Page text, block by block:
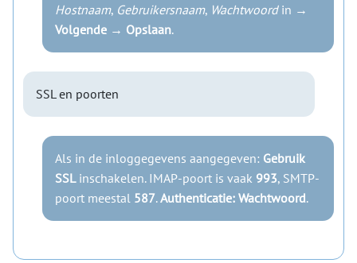
Hostnaam, Gebruikersnaam, Wachtwoordin →
Volgende → Opslaan.
SSL en poorten
Als in de inloggegevens aangegeven: Gebruik
SSLinschakelen. IMAP-poort is vaak 993, SMTP-
poort meestal 587.Authenticatie: Wachtwoord.